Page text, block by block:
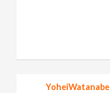
YoheiWatanabe